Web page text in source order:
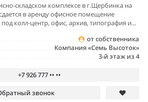
складском комплексе в г.Щербинка на
в аренду офисное помещение
колл-центр, офис, архив, типография и...
от собственника
Компания «Семь Высоток»
3-й этаж из 4
+7 926 777 •• ••
звонок